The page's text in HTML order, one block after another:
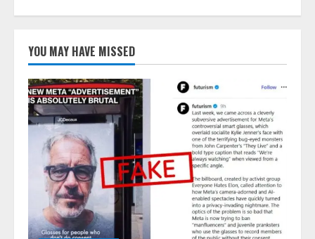
YOU MAY HAVE MISSED